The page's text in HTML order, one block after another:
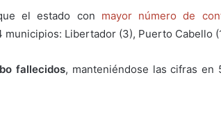
el estado con mayor número de
municipios: Libertador (3), Puerto Cabello
fallecidos, manteniéndose las cifras